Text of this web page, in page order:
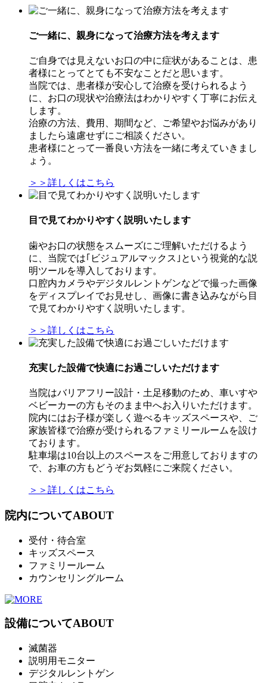
ご一緒に、親身になって治療方法を考えます
ご自身では見えないお口の中に症状があることは、患
者様にとってとても不安なことだと思います。
当院では、患者様が安心して治療を受けられるよう
に、お口の現状や治療法はわかりやすく丁寧にお伝え
します。
治療の方法、費用、期間など、ご希望やお悩みがあり
ましたら遠慮せずにご相談ください。
患者様にとって一番良い方法を一緒に考えていきまし
ょう。
＞＞詳しくはこちら
目で見てわかりやすく説明いたします
歯やお口の状態をスムーズにご理解いただけるよう
に、当院では｢ビジュアルマックス｣という視覚的な説
明ツールを導入しております。
口腔内カメラやデジタルレントゲンなどで撮った画像
をディスプレイでお見せし、画像に書き込みながら目
で見てわかりやすく説明いたします。
＞＞詳しくはこちら
充実した設備で快適にお過ごしいただけます
当院はバリアフリー設計・土足移動のため、車いすや
ベビーカーの方もそのまま中へお入りいただけます。
院内にはお子様が楽しく遊べるキッズスペースや、ご
家族皆様で治療が受けられるファミリールームを設け
ております。
駐車場は10台以上のスペースをご用意しておりますの
で、お車の方もどうぞお気軽にご来院ください。
＞＞詳しくはこちら
院内についてABOUT
受付・待合室
キッズスペース
ファミリールーム
カウンセリングルーム
設備についてABOUT
滅菌器
説明用モニター
デジタルレントゲン